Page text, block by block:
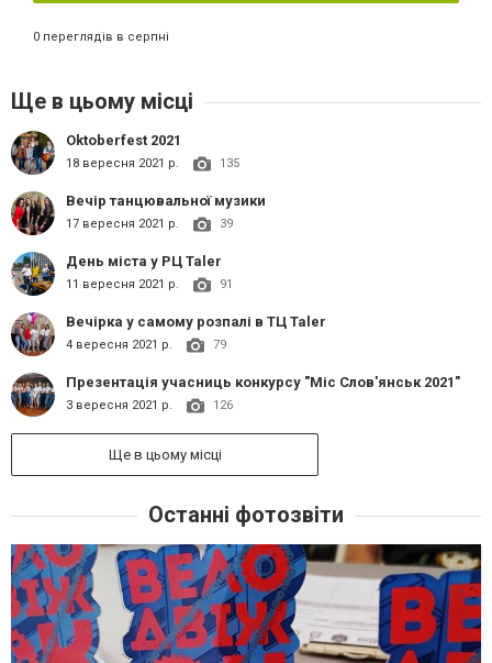
0 переглядів в серпні
Ще в цьому місці
Oktoberfest 2021
18 вересня 2021 р. 135
Вечір танцювальної музики
17 вересня 2021 р. 39
День міста у РЦ Taler
11 вересня 2021 р. 91
Вечірка у самому розпалі в ТЦ Taler
4 вересня 2021 р. 79
Презентація учасниць конкурсу "Міс Слов'янськ 2021"
3 вересня 2021 р. 126
Ще в цьому місці
Останні фотозвіти